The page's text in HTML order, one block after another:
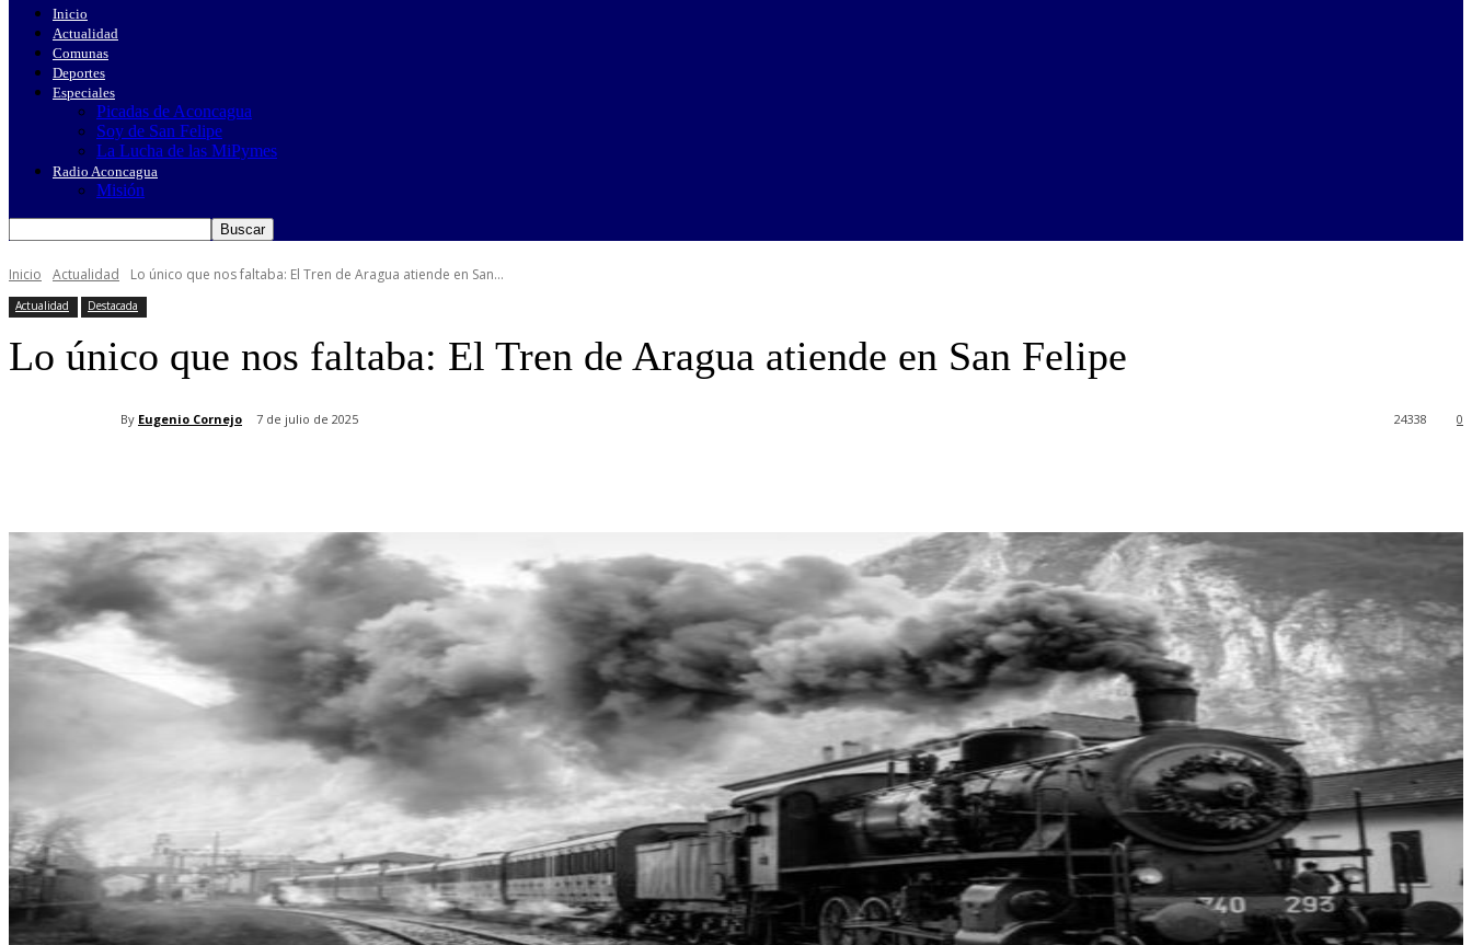
Inicio
Actualidad
Comunas
Deportes
Especiales
Picadas de Aconcagua
Soy de San Felipe
La Lucha de las MiPymes
Radio Aconcagua
Misión
Inicio Actualidad Lo único que nos faltaba: El Tren de Aragua atiende en San...
Actualidad Destacada
Lo único que nos faltaba: El Tren de Aragua atiende en San Felipe
By Eugenio Cornejo 7 de julio de 2025 0
24338